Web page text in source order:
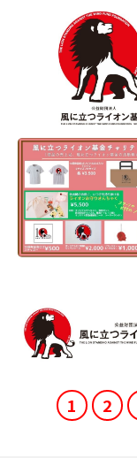
1 2